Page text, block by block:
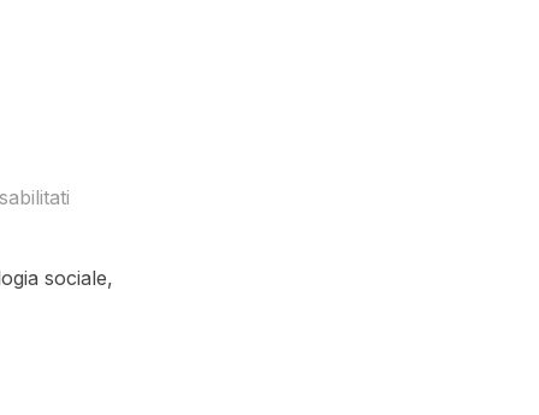
sociale,